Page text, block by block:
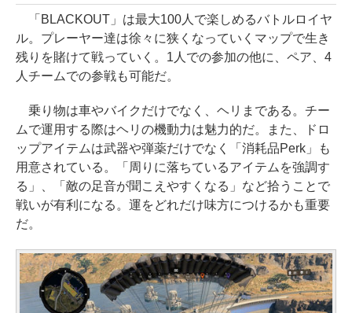
「BLACKOUT」は最大100人で楽しめるバトルロイヤ
ル。プレーヤー達は徐々に狭くなっていくマップで生き
残りを賭けて戦っていく。1人での参加の他に、ペア、4
人チームでの参戦も可能だ。
乗り物は車やバイクだけでなく、ヘリまである。チー
ムで運用する際はヘリの機動力は魅力的だ。また、ドロ
ップアイテムは武器や弾薬だけでなく「消耗品Perk」も
用意されている。「周りに落ちているアイテムを強調す
る」、「敵の足音が聞こえやすくなる」など拾うことで
戦いが有利になる。運をどれだけ味方につけるかも重要
だ。